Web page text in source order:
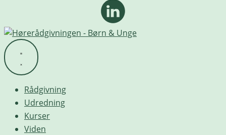
Rådgivning
Udredning
Kurser
Viden